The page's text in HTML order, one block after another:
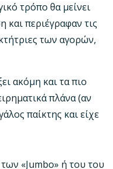
τρόπο θα μείνει
περιέγραφαν τις
των αγορών,
ακόμη και τα πιο
πλάνα (αν
παίκτης και είχε
των «Jumbo» ή του του